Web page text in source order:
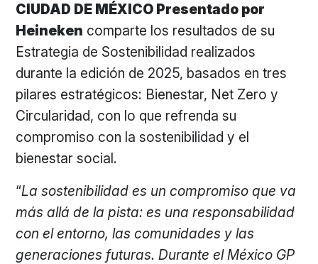
CIUDAD DE MÉXICO Presentado por
Heineken comparte los resultados de su
Estrategia de Sostenibilidad realizados
durante la edición de 2025, basados en tres
pilares estratégicos: Bienestar, Net Zero y
Circularidad, con lo que refrenda su
compromiso con la sostenibilidad y el
bienestar social.
“La sostenibilidad es un compromiso que va
más allá de la pista: es una responsabilidad
con el entorno, las comunidades y las
generaciones futuras. Durante el México GP